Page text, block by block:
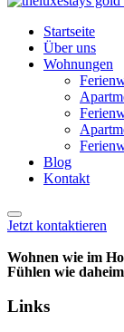
Startseite
Über uns
Wohnungen
Blog
Kontakt
Jetzt kontaktieren
Wohnen wie im
Fühlen wie
Links